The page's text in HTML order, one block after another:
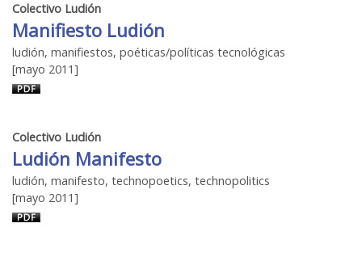
Colectivo Ludión
Manifiesto Ludión
ludión, manifiestos, poéticas/políticas tecnológicas
[mayo 2011]
Colectivo Ludión
Ludión Manifesto
ludión, manifesto, technopoetics, technopolitics
[mayo 2011]